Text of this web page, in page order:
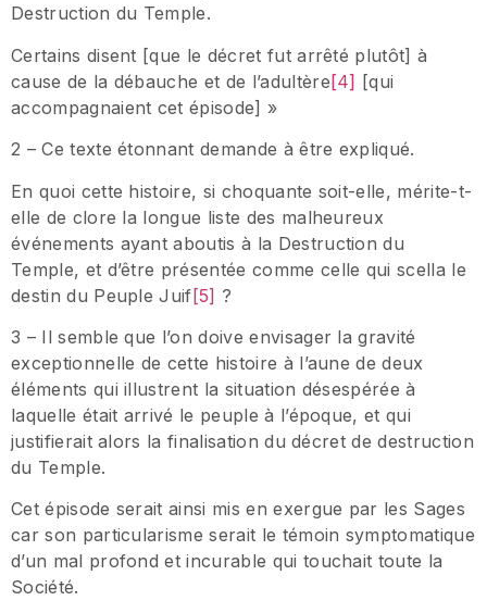
Destruction du Temple.
Certains disent [que le décret fut arrêté plutôt] à
cause de la débauche et de l’adultère[4] [qui
accompagnaient cet épisode] »
2 – Ce texte étonnant demande à être expliqué.
En quoi cette histoire, si choquante soit-elle, mérite-t-
elle de clore la longue liste des malheureux
événements ayant aboutis à la Destruction du
Temple, et d’être présentée comme celle qui scella le
destin du Peuple Juif[5] ?
3 – Il semble que l’on doive envisager la gravité
exceptionnelle de cette histoire à l’aune de deux
éléments qui illustrent la situation désespérée à
laquelle était arrivé le peuple à l’époque, et qui
justifierait alors la finalisation du décret de destruction
du Temple.
Cet épisode serait ainsi mis en exergue par les Sages
car son particularisme serait le témoin symptomatique
d’un mal profond et incurable qui touchait toute la
Société.